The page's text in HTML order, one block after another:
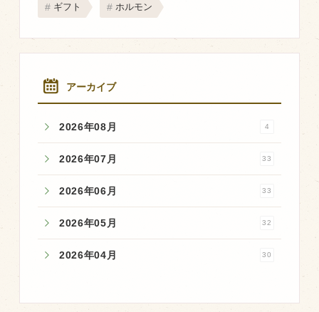
ギフト ホルモン
アーカイブ
2026年08月 4
2026年07月 33
2026年06月 33
2026年05月 32
2026年04月 30
LINE公式アカウント
Instagram
RSS フィード